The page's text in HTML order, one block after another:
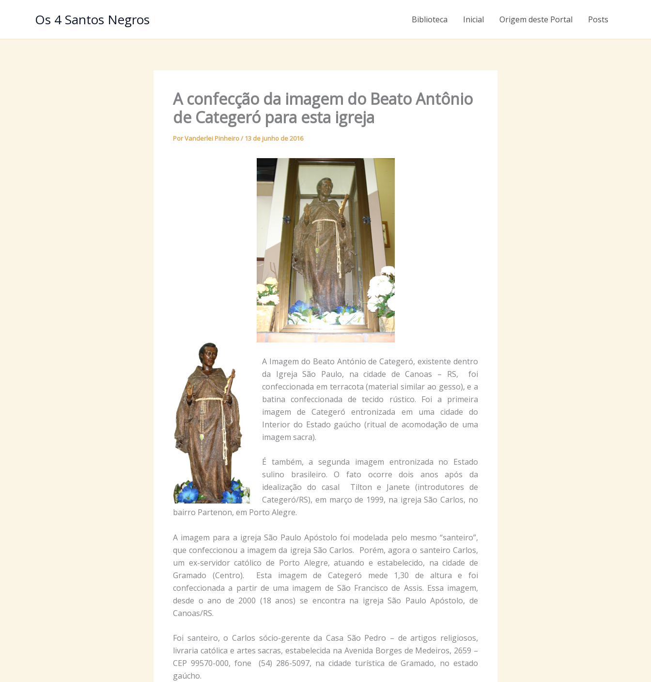
Os 4 Santos Negros Biblioteca Inicial Origem deste Portal Posts
A confecção da imagem do Beato Antônio
de Categeró para esta igreja
PorVanderlei Pinheiro/ 13 de junho de 2016
A Imagem do Beato António de Categeró, existente dentro
da Igreja São Paulo, na cidade de Canoas – RS, foi
confeccionada em terracota (material similar ao gesso), e a
batina confeccionada de tecido rústico. Foi a primeira
imagem de Categeró entronizada em uma cidade do
Interior do Estado gaúcho (ritual de acomodação de uma
imagem sacra).
É também, a segunda imagem entronizada no Estado
sulino brasileiro. O fato ocorre dois anos após da
idealização do casal Tilton e Janete (introdutores de
Categeró/RS), em março de 1999, na igreja São Carlos, no
bairro Partenon, em Porto Alegre.
A imagem para a igreja São Paulo Apóstolo foi modelada pelo mesmo “santeiro”,
que confeccionou a imagem da igreja São Carlos. Porém, agora o santeiro Carlos,
um ex-servidor católico de Porto Alegre, atuando e estabelecido, na cidade de
Gramado (Centro). Esta imagem de Categeró mede 1,30 de altura e foi
confeccionada a partir de uma imagem de São Francisco de Assis. Essa imagem,
desde o ano de 2000 (18 anos) se encontra na igreja São Paulo Apóstolo, de
Canoas/RS.
Foi santeiro, o Carlos sócio-gerente da Casa São Pedro – de artigos religiosos,
livraria católica e artes sacras, estabelecida na Avenida Borges de Medeiros, 2659 –
CEP 99570-000, fone (54) 286-5097, na cidade turística de Gramado, no estado
gaúcho.